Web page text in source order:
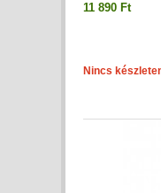
11 890 Ft
Nincs